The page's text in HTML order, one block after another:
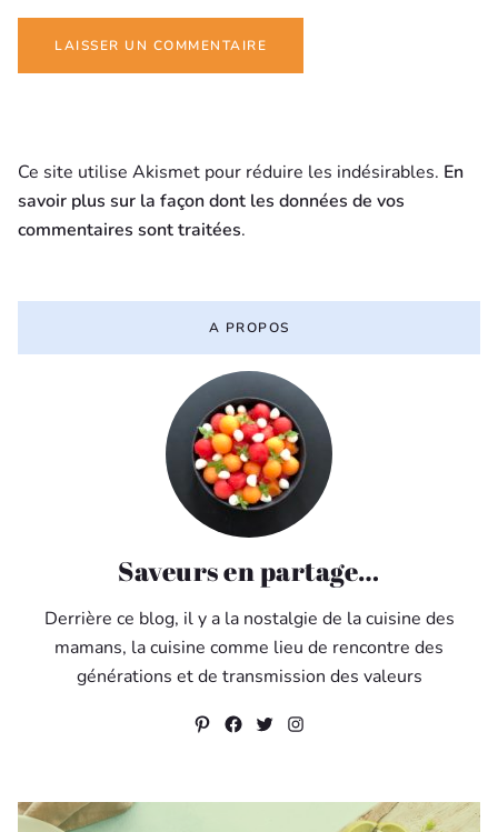
Ce site utilise Akismet pour réduire les indésirables. En
savoir plus sur la façon dont les données de vos
commentaires sont traitées.
A PROPOS
Saveurs en partage…
Derrière ce blog, il y a la nostalgie de la cuisine des
mamans, la cuisine comme lieu de rencontre des
générations et de transmission des valeurs
Pinterest
Facebook
Twitter
Instagram